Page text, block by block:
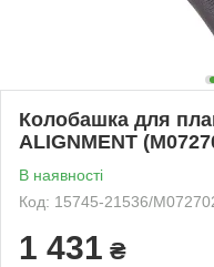
Колобашка для
ALIGNMENT
В наявності
Код: 15745-21536/
1 431 ₴